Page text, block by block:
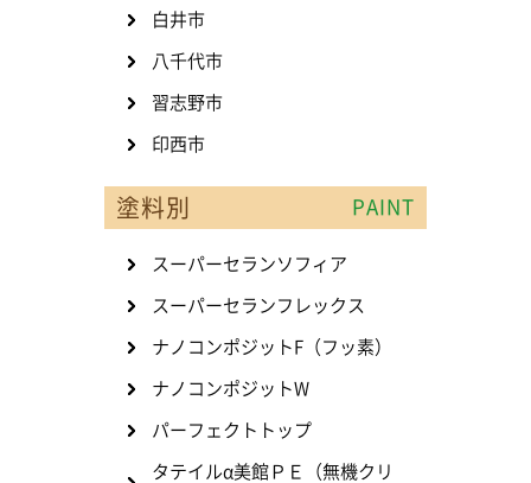
白井市
八千代市
習志野市
印西市
塗料別 PAINT
スーパーセランソフィア
スーパーセランフレックス
ナノコンポジットF（フッ素）
ナノコンポジットW
パーフェクトトップ
タテイルα美館ＰＥ（無機クリ